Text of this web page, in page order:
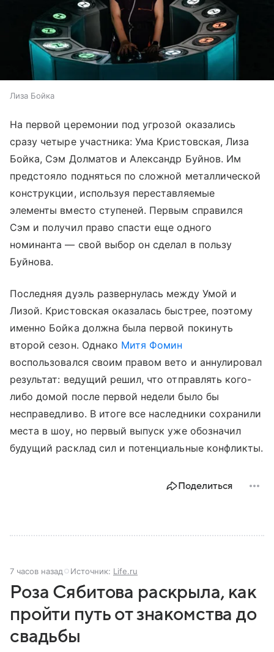
Лиза Бойка
На первой церемонии под угрозой оказались
сразу четыре участника: Ума Кристовская, Лиза
Бойка, Сэм Долматов и Александр Буйнов. Им
предстояло подняться по сложной металлической
конструкции, используя переставляемые
элементы вместо ступеней. Первым справился
Сэм и получил право спасти еще одного
номинанта — свой выбор он сделал в пользу
Буйнова.
Последняя дуэль развернулась между Умой и
Лизой. Кристовская оказалась быстрее, поэтому
именно Бойка должна была первой покинуть
второй сезон. Однако Митя Фомин
воспользовался своим правом вето и аннулировал
результат: ведущий решил, что отправлять кого-
либо домой после первой недели было бы
несправедливо. В итоге все наследники сохранили
места в шоу, но первый выпуск уже обозначил
будущий расклад сил и потенциальные конфликты.
Поделиться
7 часов назад Источник: Life.ru
Роза Сябитова раскрыла, как
пройти путь от знакомства до
свадьбы